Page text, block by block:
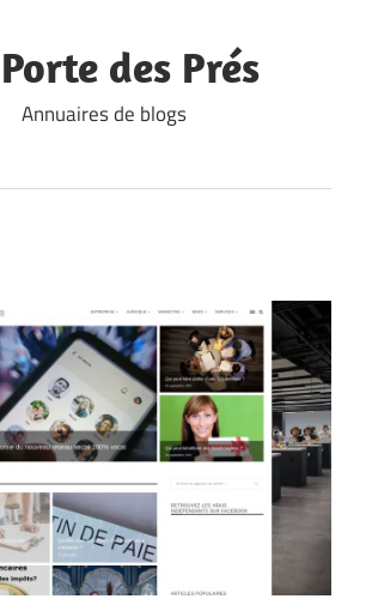
des Prés
Annuaires de blogs